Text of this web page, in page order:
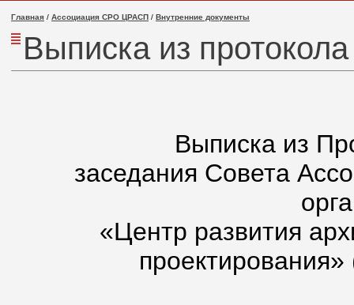
Главная / Ассоциация СРО ЦРАСП / Внутренние документы
Выписка из протокола
Выписка из
заседания Совета
«Центр развития